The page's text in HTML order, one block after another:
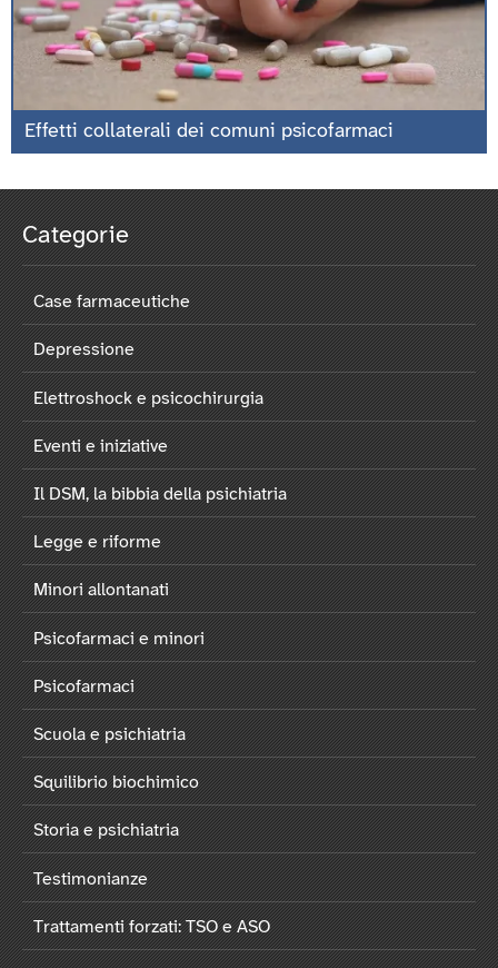
Effetti collaterali dei comuni psicofarmaci
Categorie
Case farmaceutiche
Depressione
Elettroshock e psicochirurgia
Eventi e iniziative
Il DSM, la bibbia della psichiatria
Legge e riforme
Minori allontanati
Psicofarmaci e minori
Psicofarmaci
Scuola e psichiatria
Squilibrio biochimico
Storia e psichiatria
Testimonianze
Trattamenti forzati: TSO e ASO